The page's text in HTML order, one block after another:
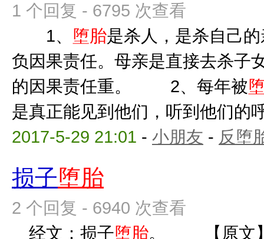
1 个回复 - 6795 次查看
1、 堕胎是杀人，是杀自己
负因果责任。母亲是直接去杀子
的因果责任重。 2、每年被
是真正能见到他们，听到他们的
2017-5-29 21:01 - 小朋友 - 反堕
损子堕胎
2 个回复 - 6940 次查看
经文：损子堕胎。 【原文